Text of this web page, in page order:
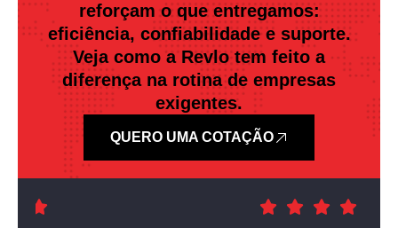
reforçam o que entregamos:
eficiência, confiabilidade e suporte.
Veja como a Revlo tem feito a
diferença na rotina de empresas
exigentes.
QUERO UMA COTAÇÃO